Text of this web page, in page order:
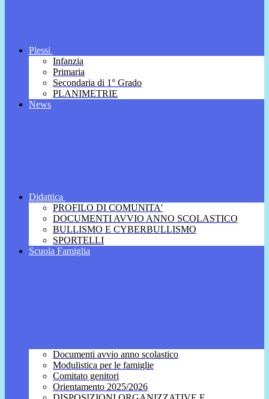
Plessi
Infanzia
Primaria
Secondaria di 1° Grado
PLANIMETRIE
News
Didattica
PROFILO DI COMUNITA'
DOCUMENTI AVVIO ANNO SCOLASTICO
BULLISMO E CYBERBULLISMO
SPORTELLI
Scuola Famiglia
Documenti avvio anno scolastico
Modulistica per le famiglie
Comitato genitori
Orientamento 2025/2026